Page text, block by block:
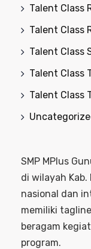
Talent Class
Talent Class
Talent Class
Talent Class
Talent Class
SMP MPlus
di wilayah
nasional dan
memiliki
beragam
program.